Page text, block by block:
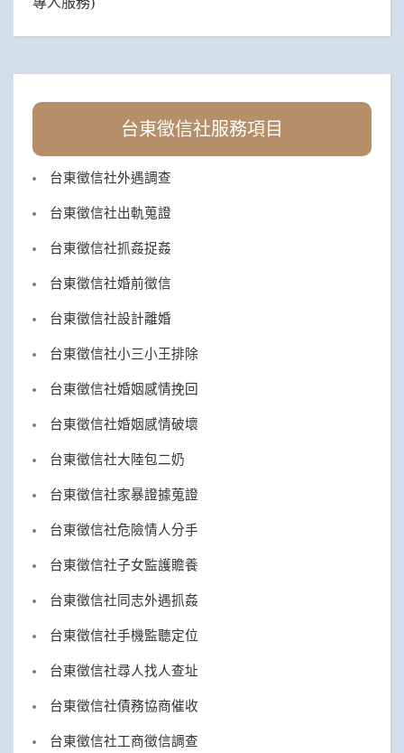
台東徵信社服務項目
台東徵信社外遇調查
台東徵信社出軌蒐證
台東徵信社抓姦捉姦
台東徵信社婚前徵信
台東徵信社設計離婚
台東徵信社小三小王排除
台東徵信社婚姻感情挽回
台東徵信社婚姻感情破壞
台東徵信社大陸包二奶
台東徵信社家暴證據蒐證
台東徵信社危險情人分手
台東徵信社子女監護贍養
台東徵信社同志外遇抓姦
台東徵信社手機監聽定位
台東徵信社尋人找人查址
台東徵信社債務協商催收
台東徵信社工商徵信調查